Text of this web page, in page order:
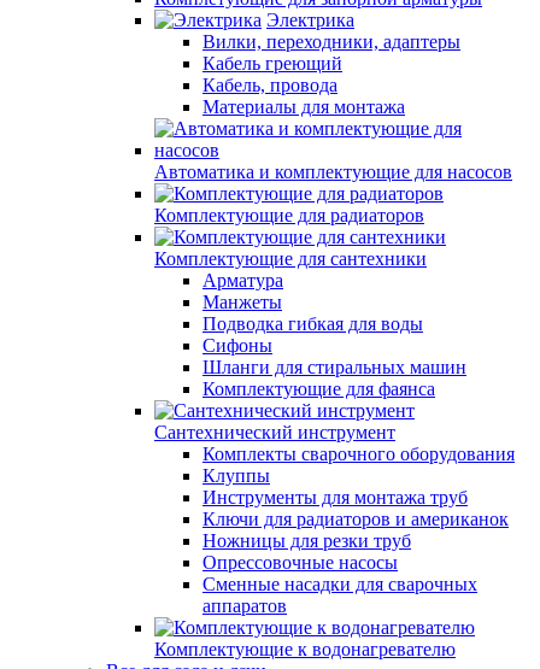
Электрика
Вилки, переходники, адаптеры
Кабель греющий
Кабель, провода
Материалы для монтажа
Автоматика и комплектующие для насосов
Комплектующие для радиаторов
Комплектующие для сантехники
Арматура
Манжеты
Подводка гибкая для воды
Сифоны
Шланги для стиральных машин
Комплектующие для фаянса
Сантехнический инструмент
Комплекты сварочного оборудования
Клуппы
Инструменты для монтажа труб
Ключи для радиаторов и американок
Ножницы для резки труб
Опрессовочные насосы
Сменные насадки для сварочных
аппаратов
Комплектующие к водонагревателю